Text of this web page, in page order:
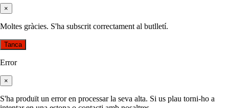
×
Moltes gràcies. S'ha subscrit correctament al butlletí.
Tanca
Error
×
S'ha produït un error en processar la seva alta. Si us plau torni-ho a